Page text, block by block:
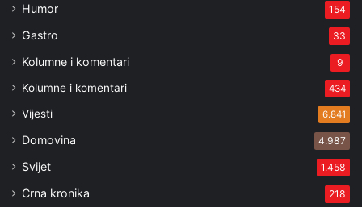
Humor 154
Gastro 33
Kolumne i komentari 9
Kolumne i komentari 434
Vijesti 6.841
Domovina 4.987
Svijet 1.458
Crna kronika 218